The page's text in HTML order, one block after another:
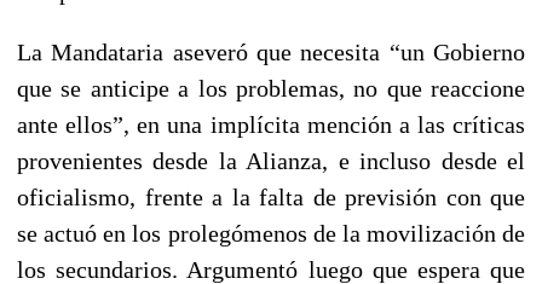
La Mandataria aseveró que necesita “un Gobierno
que se anticipe a los problemas, no que reaccione
ante ellos”, en una implícita mención a las críticas
provenientes desde la Alianza, e incluso desde el
oficialismo, frente a la falta de previsión con que
se actuó en los prolegómenos de la movilización de
los secundarios. Argumentó luego que espera que